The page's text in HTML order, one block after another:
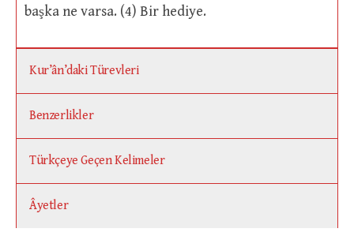
başka ne varsa. (4) Bir hediye.
Kur’ân’daki Türevleri
Benzerlikler
Türkçeye Geçen Kelimeler
Âyetler